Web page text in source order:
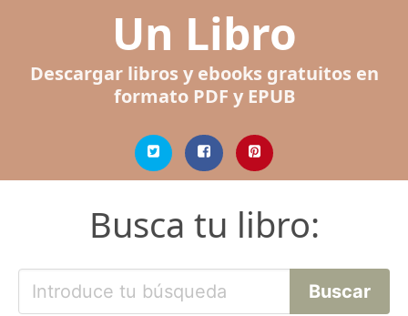
Un Libro
Descargar libros y ebooks gratuitos en
formato PDF y EPUB
Busca tu libro: